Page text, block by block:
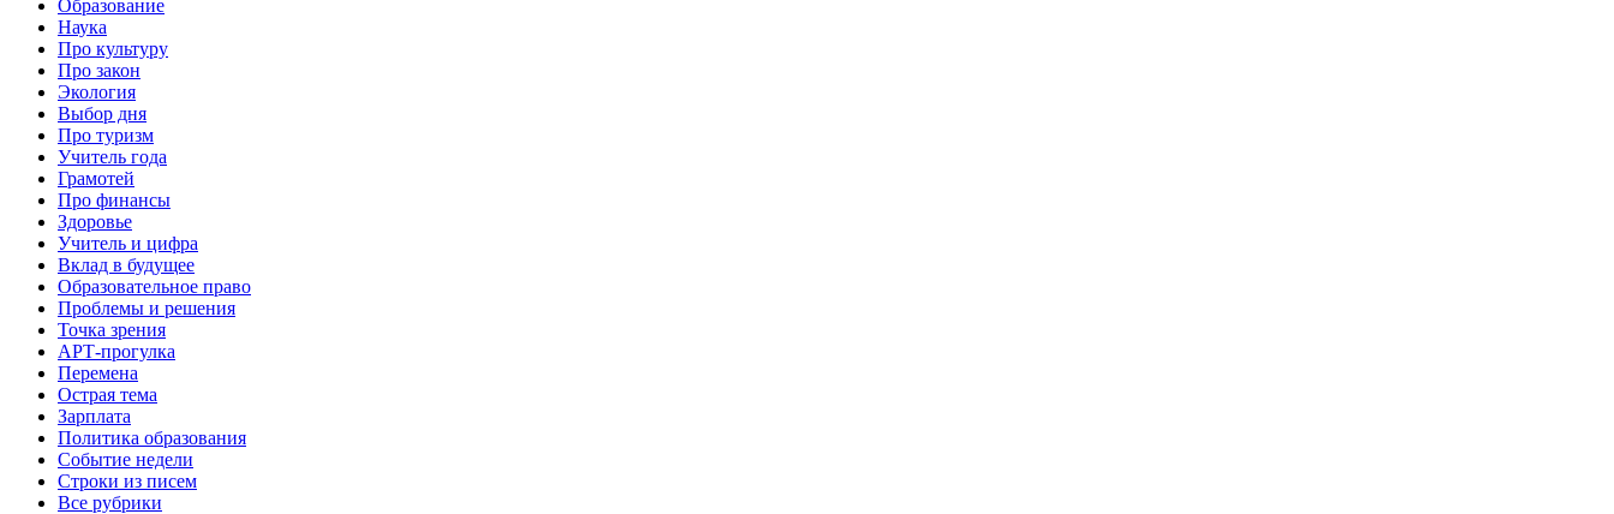
Образование
Наука
Про культуру
Про закон
Экология
Выбор дня
Про туризм
Учитель года
Грамотей
Про финансы
Здоровье
Учитель и цифра
Вклад в будущее
Образовательное право
Проблемы и решения
Точка зрения
АРТ-прогулка
Перемена
Острая тема
Зарплата
Политика образования
Событие недели
Строки из писем
Все рубрики